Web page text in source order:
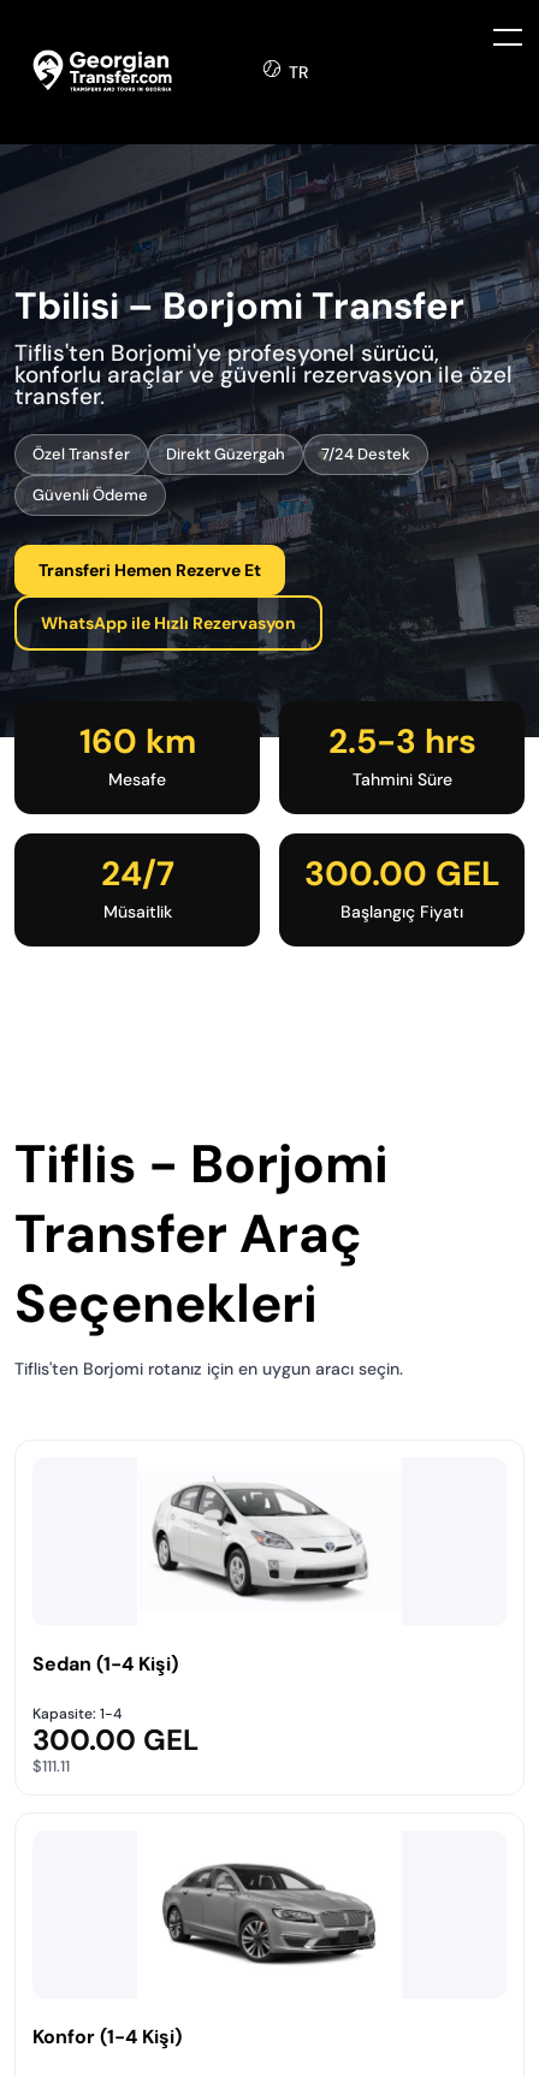
TR
Tbilisi – Borjomi Transfer
Tiflis'ten Borjomi'ye profesyonel sürücü,
konforlu araçlar ve güvenli rezervasyon ile özel
transfer.
Özel Transfer Direkt Güzergah
7/24 Destek
Güvenli Ödeme
Transferi Hemen Rezerve Et
WhatsApp ile Hızlı Rezervasyon
160 km
Mesafe
2.5-3 hrs
Tahmini Süre
24/7
Müsaitlik
300.00 GEL
Başlangıç Fiyatı
Tiflis - Borjomi
Transfer Araç
Seçenekleri
Tiflis'ten Borjomi rotanız için en uygun aracı seçin.
Sedan (1-4 Kişi)
Kapasite: 1-4
300.00 GEL
$111.11
Konfor (1-4 Kişi)